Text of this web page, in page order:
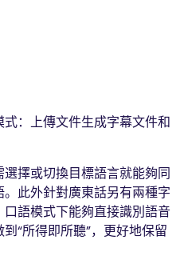
：上傳文件生成字幕文件和
擇或切換目標語言就能夠同
此外針對廣東話另有兩種字
語模式下能夠直接識別語音
“所得即所聽”，更好地保留